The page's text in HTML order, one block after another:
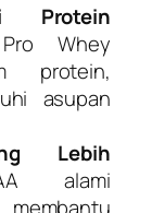
Protein
Whey
protein,
asupan
Lebih
alami